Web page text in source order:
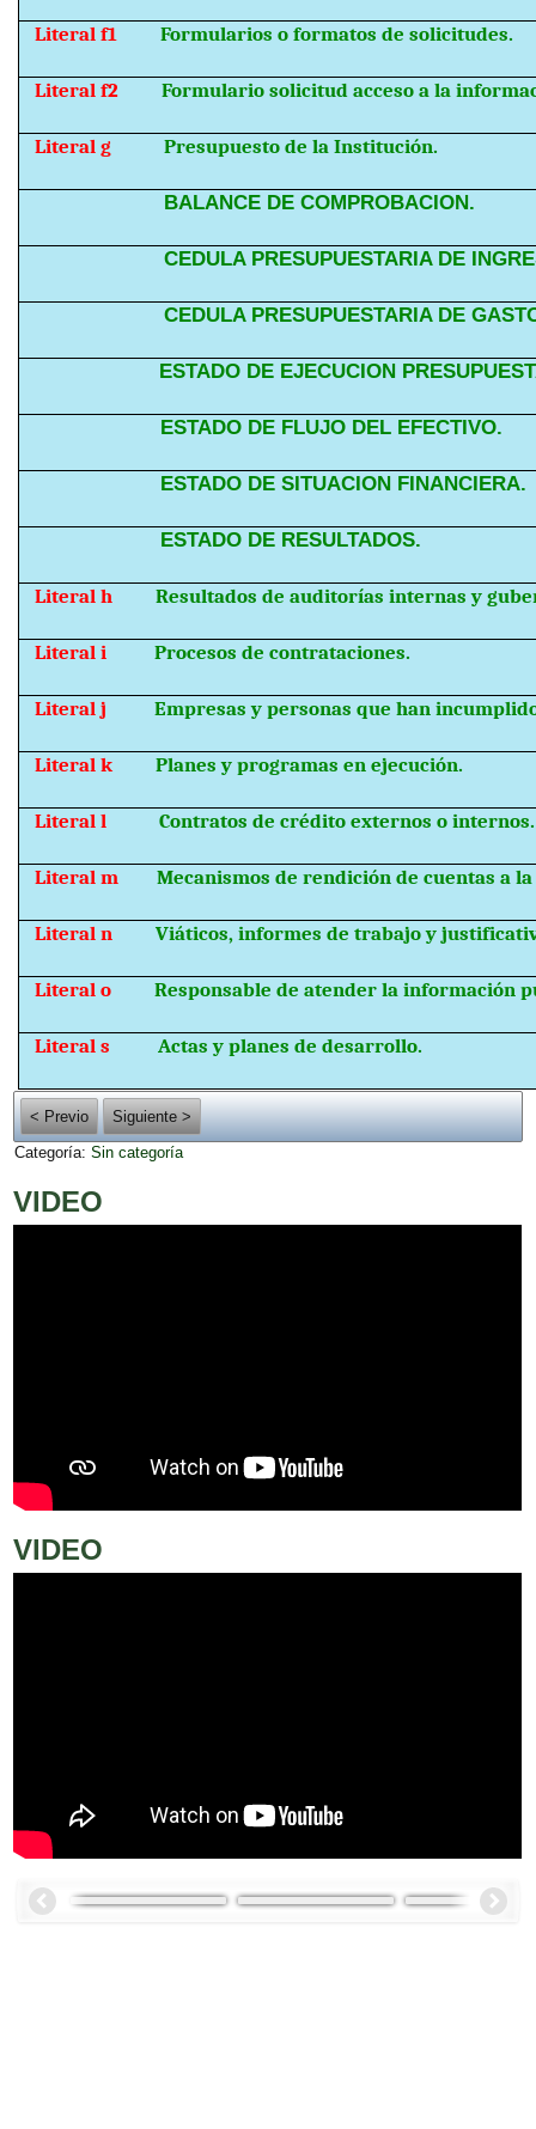
Literal f1 Formularios o formatos de solicitudes.
Literal f2 Formulario solicitud acceso a la
Literal g Presupuesto de la Institución.
BALANCE DE COMPROBACION.
CEDULA PRESUPUESTARIA DE
CEDULA PRESUPUESTARIA DE
ESTADO DE EJECUCION
ESTADO DE FLUJO DEL EFECTIVO.
ESTADO DE SITUACION FINANCIERA.
ESTADO DE RESULTADOS.
Literal h Resultados de auditorías internas y
Literal i Procesos de contrataciones.
Literal j Empresas y personas que han
Literal k Planes y programas en ejecución.
Literal l Contratos de crédito externos o internos.
Literal m Mecanismos de rendición de cuentas a
Literal n Viáticos, informes de trabajo y
Literal o Responsable de atender la información
Literal s Actas y planes de desarrollo.
< Previo
Siguiente >
Categoría:Sin categoría
VIDEO
VIDEO